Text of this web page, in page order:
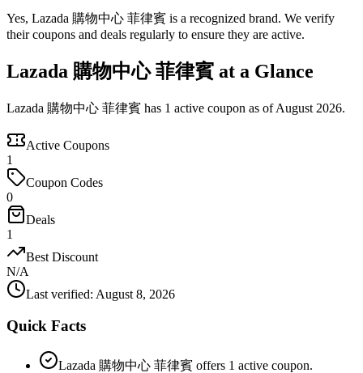
Yes, Lazada 購物中心 菲律賓 is a recognized brand. We verify
their coupons and deals regularly to ensure they are active.
Lazada 購物中心 菲律賓 at a Glance
Lazada 購物中心 菲律賓 has 1 active coupon as of August 2026.
Active Coupons
1
Coupon Codes
0
Deals
1
Best Discount
N/A
Last verified: August 8, 2026
Quick Facts
Lazada 購物中心 菲律賓 offers 1 active coupon.